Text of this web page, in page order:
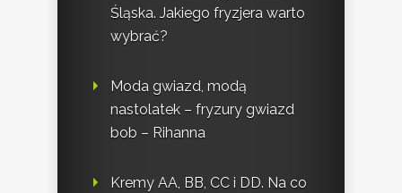
Śląska. Jakiego fryzjera warto
wybrać?
Moda gwiazd, modą
nastolatek – fryzury gwiazd
bob – Rihanna
Kremy AA, BB, CC i DD. Na co